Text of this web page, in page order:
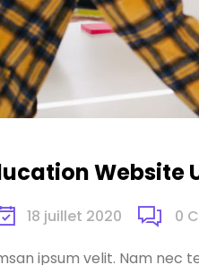
Website
18 juillet 2020 0
ipsum velit. Nam nec